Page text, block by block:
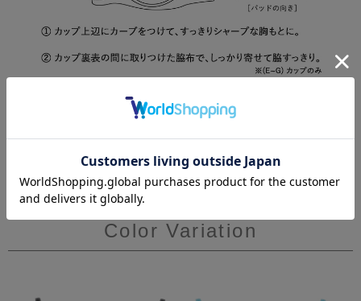
Color Variation